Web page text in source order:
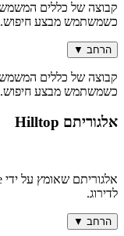
כשמשתמש מבצע חיפוש.
הרחב ▼
כשמשתמש מבצע חיפוש.
אלגוריתם Hilltop
לדירוג.
הרחב ▼